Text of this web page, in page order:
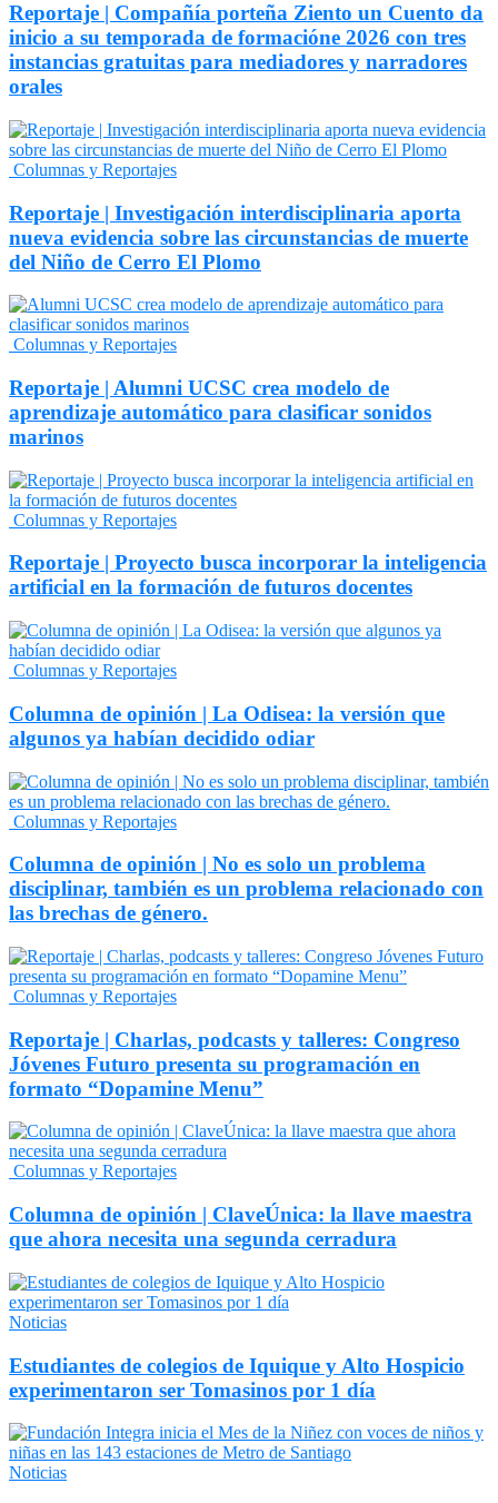
Reportaje | Compañía porteña Ziento un Cuento da
inicio a su temporada de formacióne 2026 con tres
instancias gratuitas para mediadores y narradores
orales
Columnas y Reportajes
Reportaje | Investigación interdisciplinaria aporta
nueva evidencia sobre las circunstancias de muerte
del Niño de Cerro El Plomo
Columnas y Reportajes
Reportaje | Alumni UCSC crea modelo de
aprendizaje automático para clasificar sonidos
marinos
Columnas y Reportajes
Reportaje | Proyecto busca incorporar la inteligencia
artificial en la formación de futuros docentes
Columnas y Reportajes
Columna de opinión | La Odisea: la versión que
algunos ya habían decidido odiar
Columnas y Reportajes
Columna de opinión | No es solo un problema
disciplinar, también es un problema relacionado con
las brechas de género.
Columnas y Reportajes
Reportaje | Charlas, podcasts y talleres: Congreso
Jóvenes Futuro presenta su programación en
formato “Dopamine Menu”
Columnas y Reportajes
Columna de opinión | ClaveÚnica: la llave maestra
que ahora necesita una segunda cerradura
Noticias
Estudiantes de colegios de Iquique y Alto Hospicio
experimentaron ser Tomasinos por 1 día
Noticias